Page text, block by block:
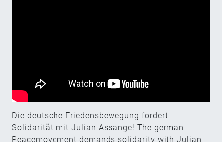
Die deutsche Friedensbewegung fordert
Solidarität mit Julian Assange! The german
Peacemovement demands solidarity with Julian